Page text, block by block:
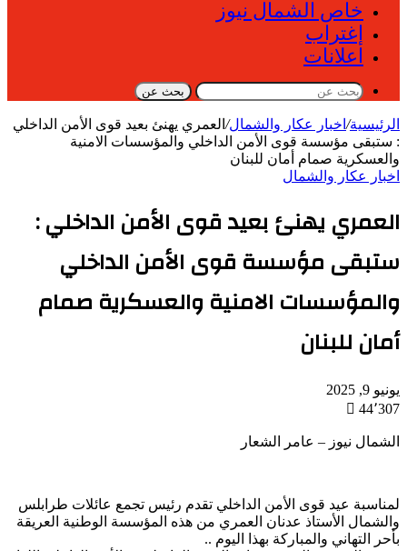
خاص الشمال نيوز
إغتراب
اعلانات
بحث عن
الرئيسية/ اخبار عكار والشمال/ العمري يهنئ بعيد قوى الأمن الداخلي
: ستبقى مؤسسة قوى الأمن الداخلي والمؤسسات الامنية
والعسكرية صمام أمان للبنان
اخبار عكار والشمال
العمري يهنئ بعيد قوى الأمن الداخلي :
ستبقى مؤسسة قوى الأمن الداخلي
والمؤسسات الامنية والعسكرية صمام
أمان للبنان
يونيو 9, 2025
44٬307
الشمال نيوز – عامر الشعار
لمناسبة عيد قوى الأمن الداخلي تقدم رئيس تجمع عائلات طرابلس
والشمال الأستاذ عدنان العمري من هذه المؤسسة الوطنية العريقة
بأحر التهاني والمباركة بهذا اليوم ..